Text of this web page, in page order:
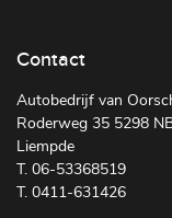
Contact
Autobedrijf van
Roderweg 35 5298
Liempde
T. 06-53368519
T. 0411-631426